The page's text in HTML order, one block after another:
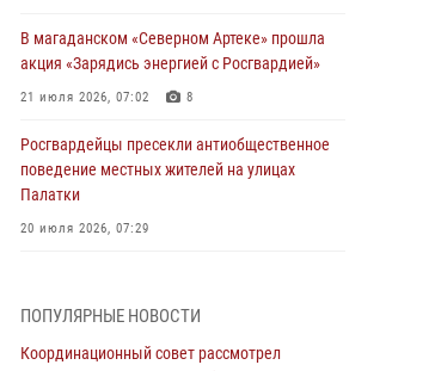
В магаданском «Северном Артеке» прошла
акция «Зарядись энергией с Росгвардией»
21 июля 2026, 07:02 8
Росгвардейцы пресекли антиобщественное
поведение местных жителей на улицах
Палатки
20 июля 2026, 07:29
подшефных кадет с победой в «Зарнице 2.0»
20 июля 2026, 04:02 8
ПОПУЛЯРНЫЕ НОВОСТИ
Координационный совет рассмотрел